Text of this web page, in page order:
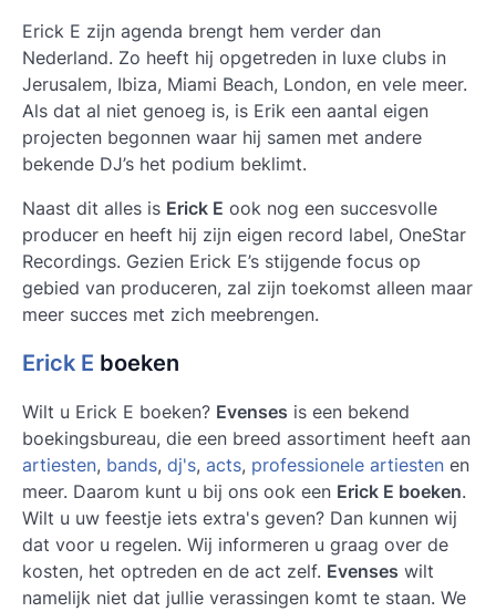
Erick E zijn agenda brengt hem verder dan
Nederland. Zo heeft hij opgetreden in luxe clubs in
Jerusalem, Ibiza, Miami Beach, London, en vele meer.
Als dat al niet genoeg is, is Erik een aantal eigen
projecten begonnen waar hij samen met andere
bekende DJ’s het podium beklimt.
Naast dit alles is Erick E ook nog een succesvolle
producer en heeft hij zijn eigen record label, OneStar
Recordings. Gezien Erick E’s stijgende focus op
gebied van produceren, zal zijn toekomst alleen maar
meer succes met zich meebrengen.
Erick E boeken
Wilt u Erick E boeken? Evenses is een bekend
boekingsbureau, die een breed assortiment heeft aan
artiesten, bands, dj's, acts, professionele artiesten en
meer. Daarom kunt u bij ons ook een Erick E boeken.
Wilt u uw feestje iets extra's geven? Dan kunnen wij
dat voor u regelen. Wij informeren u graag over de
kosten, het optreden en de act zelf. Evenses wilt
namelijk niet dat jullie verassingen komt te staan. We